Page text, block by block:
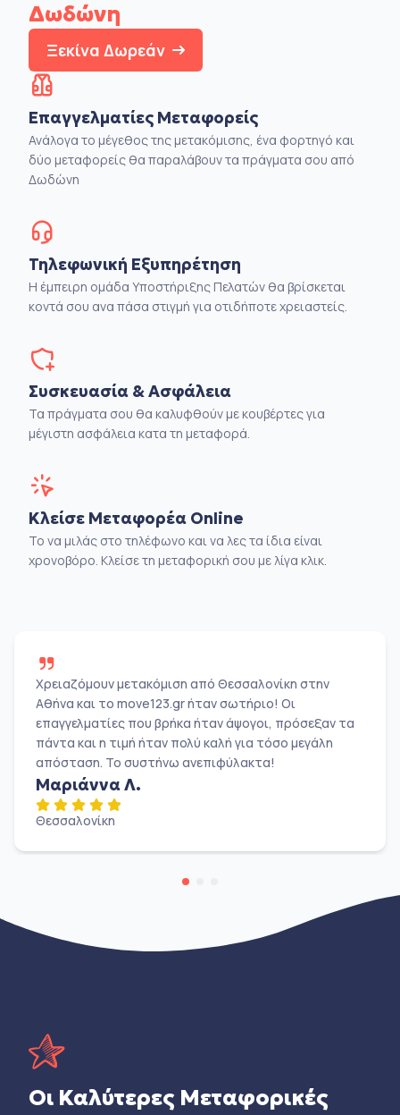
Δωδώνη
Ξεκίνα Δωρεάν
Επαγγελματίες Μεταφορείς
Ανάλογα το μέγεθος της μετακόμισης, ένα φορτηγό και
δύο μεταφορείς θα παραλάβουν τα πράγματα σου από
Δωδώνη
Τηλεφωνική Εξυπηρέτηση
Η έμπειρη ομάδα Υποστήριξης Πελατών θα βρίσκεται
κοντά σου ανα πάσα στιγμή για οτιδήποτε χρειαστείς.
Συσκευασία & Ασφάλεια
Τα πράγματα σου θα καλυφθούν με κουβέρτες για
μέγιστη ασφάλεια κατα τη μεταφορά.
Κλείσε Μεταφορέα Online
Το να μιλάς στο τηλέφωνο και να λες τα ίδια είναι
χρονοβόρο. Κλείσε τη μεταφορική σου με λίγα κλικ.
Χρειαζόμουν μετακόμιση από Θεσσαλονίκη στην
Αθήνα και το move123.gr ήταν σωτήριο! Οι
επαγγελματίες που βρήκα ήταν άψογοι, πρόσεξαν τα
πάντα και η τιμή ήταν πολύ καλή για τόσο μεγάλη
απόσταση. Το συστήνω ανεπιφύλακτα!
Μαριάννα Λ.
Θεσσαλονίκη
Οι Καλύτερες Μεταφορικές